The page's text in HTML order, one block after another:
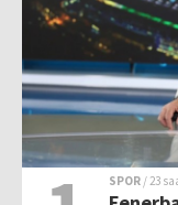
SPOR / 23